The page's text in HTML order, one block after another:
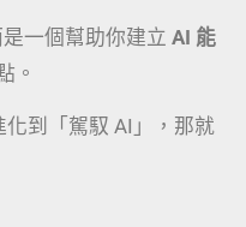
一個幫助你建立 AI 能
。
到「駕馭 AI」，那就